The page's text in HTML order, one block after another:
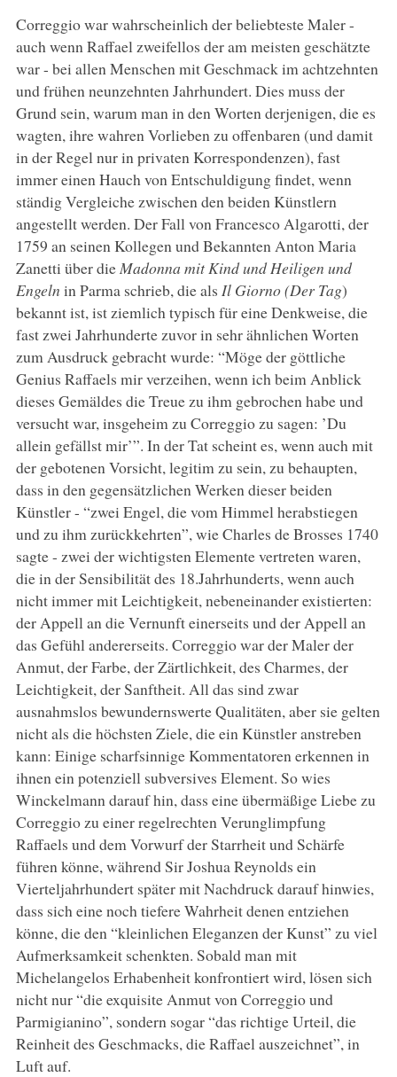
Correggio war wahrscheinlich der beliebteste Maler -
auch wenn Raffael zweifellos der am meisten geschätzte
war - bei allen Menschen mit Geschmack im achtzehnten
und frühen neunzehnten Jahrhundert. Dies muss der
Grund sein, warum man in den Worten derjenigen, die es
wagten, ihre wahren Vorlieben zu offenbaren (und damit
in der Regel nur in privaten Korrespondenzen), fast
immer einen Hauch von Entschuldigung findet, wenn
ständig Vergleiche zwischen den beiden Künstlern
angestellt werden. Der Fall von Francesco Algarotti, der
1759 an seinen Kollegen und Bekannten Anton Maria
Zanetti über die Madonna mit Kind und Heiligen und
Engeln in Parma schrieb, die als Il Giorno (Der Tag)
bekannt ist, ist ziemlich typisch für eine Denkweise, die
fast zwei Jahrhunderte zuvor in sehr ähnlichen Worten
zum Ausdruck gebracht wurde: “Möge der göttliche
Genius Raffaels mir verzeihen, wenn ich beim Anblick
dieses Gemäldes die Treue zu ihm gebrochen habe und
versucht war, insgeheim zu Correggio zu sagen: ’Du
allein gefällst mir’”. In der Tat scheint es, wenn auch mit
der gebotenen Vorsicht, legitim zu sein, zu behaupten,
dass in den gegensätzlichen Werken dieser beiden
Künstler - “zwei Engel, die vom Himmel herabstiegen
und zu ihm zurückkehrten”, wie Charles de Brosses 1740
sagte - zwei der wichtigsten Elemente vertreten waren,
die in der Sensibilität des 18.Jahrhunderts, wenn auch
nicht immer mit Leichtigkeit, nebeneinander existierten:
der Appell an die Vernunft einerseits und der Appell an
das Gefühl andererseits. Correggio war der Maler der
Anmut, der Farbe, der Zärtlichkeit, des Charmes, der
Leichtigkeit, der Sanftheit. All das sind zwar
ausnahmslos bewundernswerte Qualitäten, aber sie gelten
nicht als die höchsten Ziele, die ein Künstler anstreben
kann: Einige scharfsinnige Kommentatoren erkennen in
ihnen ein potenziell subversives Element. So wies
Winckelmann darauf hin, dass eine übermäßige Liebe zu
Correggio zu einer regelrechten Verunglimpfung
Raffaels und dem Vorwurf der Starrheit und Schärfe
führen könne, während Sir Joshua Reynolds ein
Vierteljahrhundert später mit Nachdruck darauf hinwies,
dass sich eine noch tiefere Wahrheit denen entziehen
könne, die den “kleinlichen Eleganzen der Kunst” zu viel
Aufmerksamkeit schenkten. Sobald man mit
Michelangelos Erhabenheit konfrontiert wird, lösen sich
nicht nur “die exquisite Anmut von Correggio und
Parmigianino”, sondern sogar “das richtige Urteil, die
Reinheit des Geschmacks, die Raffael auszeichnet”, in
Luft auf.